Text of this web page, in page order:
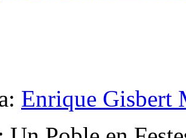
Enrique Gisbert